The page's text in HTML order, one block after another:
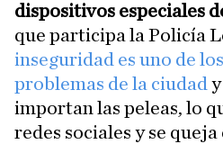
dispositivos especiales
que participa la Policía
inseguridad es uno de
problemas de la ciudad
importan las peleas, lo
redes sociales y se